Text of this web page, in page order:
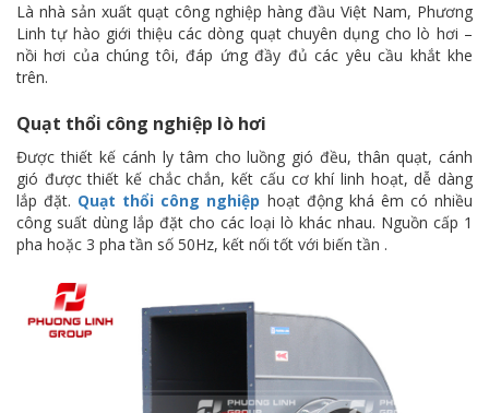
Là nhà sản xuất quạt công nghiệp hàng đầu Việt Nam, Phương
Linh tự hào giới thiệu các dòng quạt chuyên dụng cho lò hơi –
nồi hơi của chúng tôi, đáp ứng đầy đủ các yêu cầu khắt khe
trên.
Quạt thổi công nghiệp lò hơi
Được thiết kế cánh ly tâm cho luồng gió đều, thân quạt, cánh
gió được thiết kế chắc chắn, kết cấu cơ khí linh hoạt, dễ dàng
lắp đặt. Quạt thổi công nghiệp hoạt động khá êm có nhiều
công suất dùng lắp đặt cho các loại lò khác nhau. Nguồn cấp 1
pha hoặc 3 pha tần số 50Hz, kết nối tốt với biến tần .